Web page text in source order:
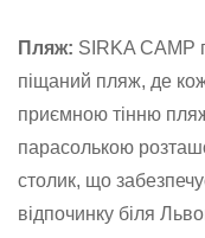
Пляж: SIRKA CAMP
піщаний пляж, де
приємною тінню
парасолькою
столик, що
відпочинку біля